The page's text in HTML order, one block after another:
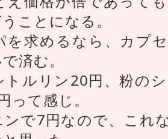
ことになる。
を求めるなら、カプ
済む。
トルリン20円、粉の
って感じ。
で7円なので、これ